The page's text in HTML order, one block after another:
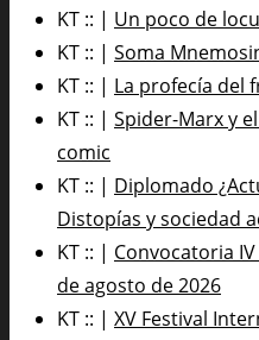
KT :: | Un poco de
KT :: | Soma
KT :: | La profecía del
KT :: | Spider-Marx y
comic
KT :: | Diplomado
Distopías y sociedad
KT :: | Convocatoria
de agosto de 2026
KT :: | XV Festival